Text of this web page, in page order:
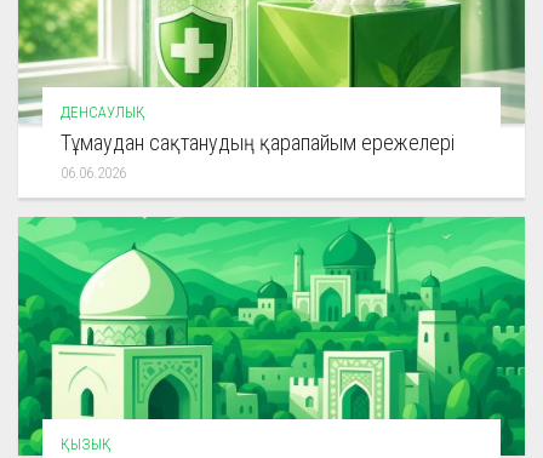
ДЕНСАУЛЫҚ
Тұмаудан сақтанудың қарапайым ережелері
06.06.2026
ҚЫЗЫҚ